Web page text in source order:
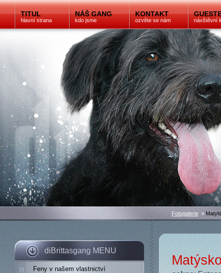
TITUL
hlavní strana
NÁŠ GANG
kdo jsme
KONTAKT
ozvěte se nám návštěvní
diBrittasgang MENU
Feny v našem vlastnictví
Fotogalerie »